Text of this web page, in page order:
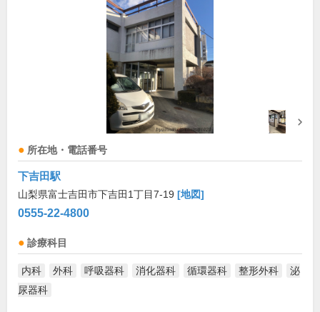
所在地・電話番号
下吉田駅
山梨県富士吉田市下吉田1丁目7-19 [地図]
0555-22-4800
診療科目
内科 外科 呼吸器科 消化器科 循環器科 整形外科
泌
尿器科